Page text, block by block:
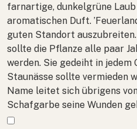
farnartige, dunkelgrüne
aromatischen Duft.
guten Standort
sollte die Pflanze alle paar
werden. Sie gedeiht in jedem
Staunässe sollte vermieden
Name leitet sich übrigens
Schafgarbe seine Wunden
Mehr anzeigen